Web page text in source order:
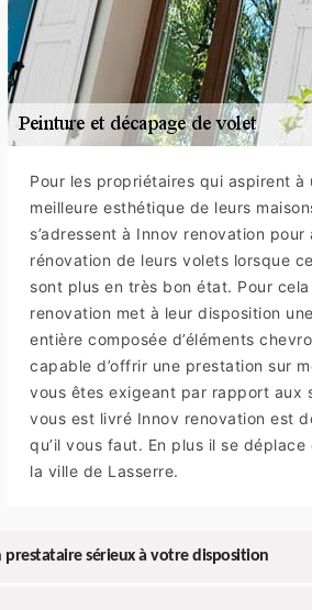
Pour les propriétaires qui aspirent à
meilleure esthétique de leurs
s’adressent à Innov renovation pour
rénovation de leurs volets lorsque
sont plus en très bon état. Pour cela
renovation met à leur disposition
entière composée d’éléments
capable d’offrir une prestation sur
vous êtes exigeant par rapport aux
vous est livré Innov renovation est
qu’il vous faut. En plus il se
la ville de Lasserre.
sérieux à votre disposition